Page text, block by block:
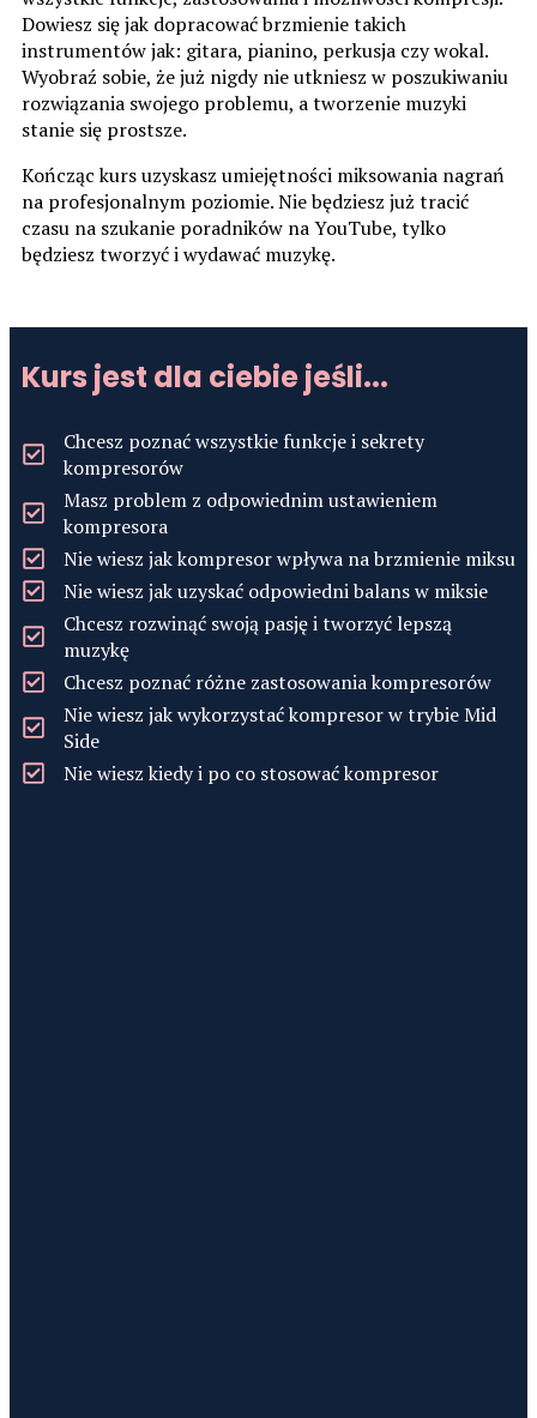
Dowiesz się jak dopracować brzmienie takich
instrumentów jak: gitara, pianino, perkusja czy wokal.
Wyobraź sobie, że już nigdy nie utkniesz w poszukiwaniu
rozwiązania swojego problemu, a tworzenie muzyki
stanie się prostsze.
Kończąc kurs uzyskasz umiejętności miksowania nagrań
na profesjonalnym poziomie. Nie będziesz już tracić
czasu na szukanie poradników na YouTube, tylko
będziesz tworzyć i wydawać muzykę.
Kurs jest dla ciebie jeśli...
Chcesz poznać wszystkie funkcje i sekrety
kompresorów
Masz problem z odpowiednim ustawieniem
kompresora
Nie wiesz jak kompresor wpływa na brzmienie miksu
Nie wiesz jak uzyskać odpowiedni balans w miksie
Chcesz rozwinąć swoją pasję i tworzyć lepszą
muzykę
Chcesz poznać różne zastosowania kompresorów
Nie wiesz jak wykorzystać kompresor w trybie Mid
Side
Nie wiesz kiedy i po co stosować kompresor